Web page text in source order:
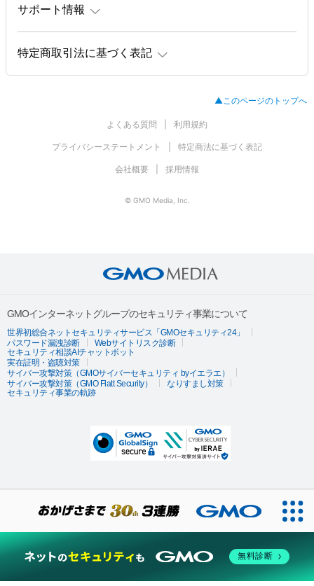
サポート情報
特定商取引法に基づく表記
▲このページのトップへ
よくある質問 利用規約
プライバシーステートメント 特定商法に基づく表記
会社概要 採用情報
© GMO Media, Inc.
GMOインターネットグループのセキュリティ事業について
世界初総合ネットセキュリティサービス「GMOセキュリティ24」
パスワード漏洩診断
Webサイトリスク診断
セキュリティ相談AIチャットボット
実在証明・盗聴対策
サイバー攻撃対策（GMOサイバーセキュリティ byイエラエ）
サイバー攻撃対策（GMO Flatt Security）
なりすまし対策
セキュリティ事業の軌跡
無料診断